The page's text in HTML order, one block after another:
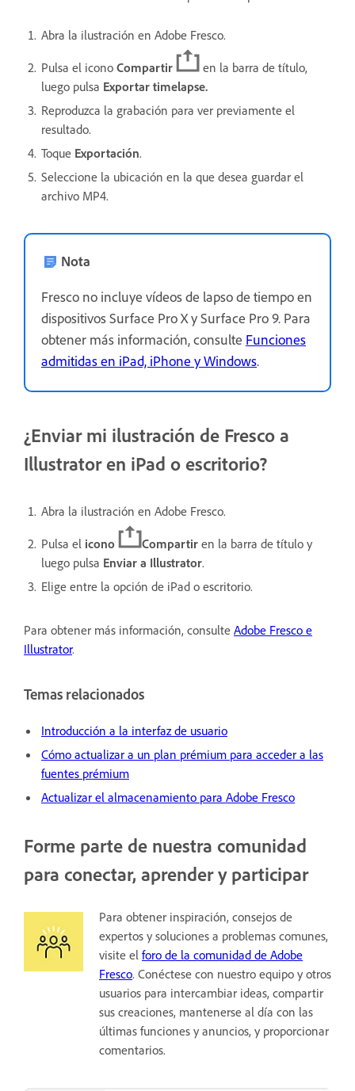
Abra la ilustración en Adobe Fresco.
Pulsa el icono Compartir
en la barra de título,
luego pulsa Exportar timelapse.
Reproduzca la grabación para ver previamente el
resultado.
Toque Exportación.
Seleccione la ubicación en la que desea guardar el
archivo MP4.
Nota
Fresco no incluye vídeos de lapso de tiempo en
dispositivos Surface Pro X y Surface Pro 9. Para
obtener más información, consulte Funciones
admitidas en iPad, iPhone y Windows.
¿Enviar mi ilustración de Fresco a
Illustrator en iPad o escritorio?
Abra la ilustración en Adobe Fresco.
Pulsa el icono Compartir en la barra de título y
luego pulsa Enviar a Illustrator.
Elige entre la opción de iPad o escritorio.
Para obtener más información, consulte Adobe Fresco e
Illustrator.
Temas relacionados
Introducción a la interfaz de usuario
Cómo actualizar a un plan prémium para acceder a las
fuentes prémium
Actualizar el almacenamiento para Adobe Fresco
Forme parte de nuestra comunidad
para conectar, aprender y participar
Para obtener inspiración, consejos de
expertos y soluciones a problemas comunes,
visite el foro de la comunidad de Adobe
Fresco. Conéctese con nuestro equipo y otros
usuarios para intercambiar ideas, compartir
sus creaciones, mantenerse al día con las
últimas funciones y anuncios, y proporcionar
comentarios.